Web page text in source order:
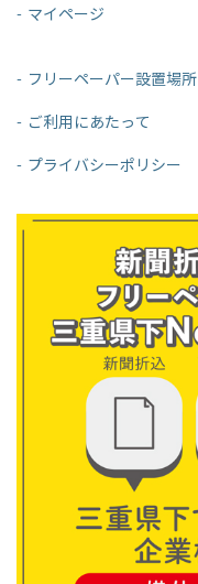
マイページ
フリーペーパー設置場所
ご利用にあたって
プライバシーポリシー